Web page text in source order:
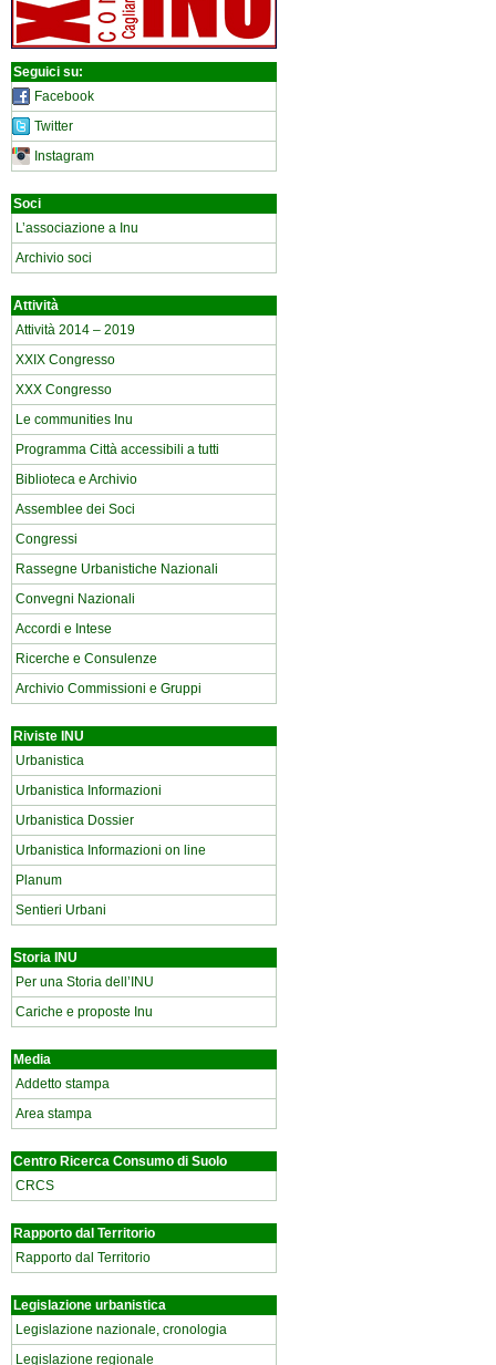
Seguici su:
Facebook
Twitter
Instagram
Soci
L’associazione a Inu
Archivio soci
Attività
Attività 2014 – 2019
XXIX Congresso
XXX Congresso
Le communities Inu
Programma Città accessibili a tutti
Biblioteca e Archivio
Assemblee dei Soci
Congressi
Rassegne Urbanistiche Nazionali
Convegni Nazionali
Accordi e Intese
Ricerche e Consulenze
Archivio Commissioni e Gruppi
Riviste INU
Urbanistica
Urbanistica Informazioni
Urbanistica Dossier
Urbanistica Informazioni on line
Planum
Sentieri Urbani
Storia INU
Per una Storia dell’INU
Cariche e proposte Inu
Media
Addetto stampa
Area stampa
Centro Ricerca Consumo di Suolo
CRCS
Rapporto dal Territorio
Rapporto dal Territorio
Legislazione urbanistica
Legislazione nazionale, cronologia
Legislazione regionale